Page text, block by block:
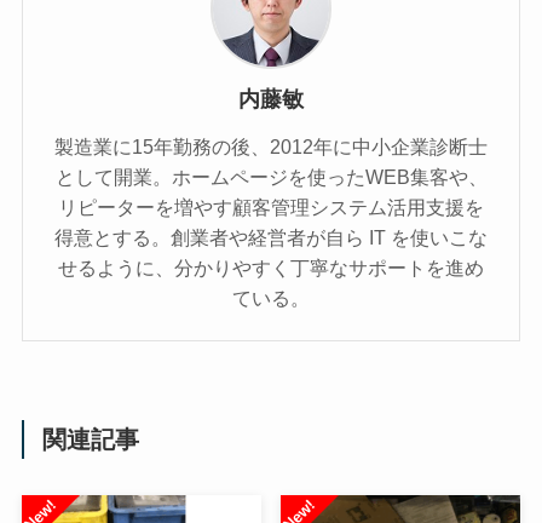
内藤敏
製造業に15年勤務の後、2012年に中小企業診断士
として開業。ホームページを使ったWEB集客や、
リピーターを増やす顧客管理システム活用支援を
得意とする。創業者や経営者が自ら IT を使いこな
せるように、分かりやすく丁寧なサポートを進め
ている。
関連記事